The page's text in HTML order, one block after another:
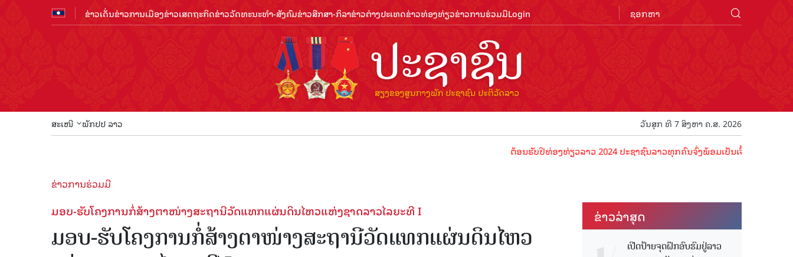
ຂ່າວເດັ່ນຂ່າວການເມືອງຂ່າວເສດຖະກິດຂ່າວວັດທະນະທຳ-ສັງຄົມຂ່າວສືກສາ-ກິລາຂ່າວຕ່າງປະເທດຂ່າວທ່ອງທ່ຽວຂ່າວການຮ່ວມມືLogin
ສະເໜີ ພັກປປ ລາວ ວັນສຸກ ທີ 7 ສິງຫາ ຄ.ສ. 2026
ຕ້ອນຮັບປີທ່ອງທ່ຽວລາວ 2024 ປະຊາຊົນລາວທຸກຄົນຈົ່ງພ້ອມເປັນເຈົ້າພາບທີ່ດີ ຕ້ອນຮັບນັ
ຂ່າວການຮ່ວມມື
ມອບ-ຮັບໂຄງການກໍ່ສ້າງຕາໜ່າງສະຖານີວັດແທກແຜ່ນດິນໄຫວແຫ່ງຊາດລາວໄລຍະທີ I
ມອບ-ຮັບໂຄງການກໍ່ສ້າງຕາໜ່າງສະຖານີວັດແທກແຜ່ນດິນໄຫວ
ຂ່າວ​ລ່າ​ສຸດ
ເປີດປ້າຍຈຸດຝຶກອົບຮົມຢູ່ລາວ